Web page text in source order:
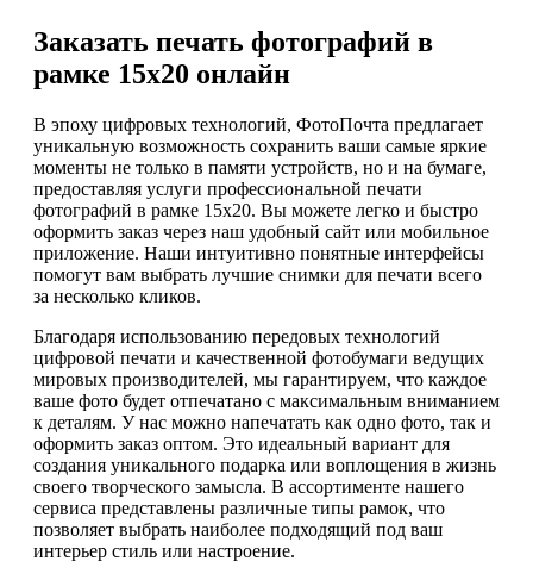
Заказать печать фотографий в
рамке 15х20 онлайн
В эпоху цифровых технологий, ФотоПочта предлагает
уникальную возможность сохранить ваши самые яркие
моменты не только в памяти устройств, но и на бумаге,
предоставляя услуги профессиональной печати
фотографий в рамке 15х20. Вы можете легко и быстро
оформить заказ через наш удобный сайт или мобильное
приложение. Наши интуитивно понятные интерфейсы
помогут вам выбрать лучшие снимки для печати всего
за несколько кликов.
Благодаря использованию передовых технологий
цифровой печати и качественной фотобумаги ведущих
мировых производителей, мы гарантируем, что каждое
ваше фото будет отпечатано с максимальным вниманием
к деталям. У нас можно напечатать как одно фото, так и
оформить заказ оптом. Это идеальный вариант для
создания уникального подарка или воплощения в жизнь
своего творческого замысла. В ассортименте нашего
сервиса представлены различные типы рамок, что
позволяет выбрать наиболее подходящий под ваш
интерьер стиль или настроение.